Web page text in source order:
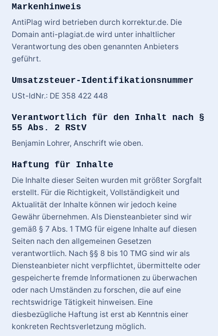
Markenhinweis
AntiPlag wird betrieben durch korrektur.de. Die
Domain anti-plagiat.de wird unter inhaltlicher
Verantwortung des oben genannten Anbieters
geführt.
Umsatzsteuer-Identifikationsnummer
USt-IdNr.: DE 358 422 448
Verantwortlich für den Inhalt nach §
55 Abs. 2 RStV
Benjamin Lohrer, Anschrift wie oben.
Haftung für Inhalte
Die Inhalte dieser Seiten wurden mit größter Sorgfalt
erstellt. Für die Richtigkeit, Vollständigkeit und
Aktualität der Inhalte können wir jedoch keine
Gewähr übernehmen. Als Diensteanbieter sind wir
gemäß § 7 Abs. 1 TMG für eigene Inhalte auf diesen
Seiten nach den allgemeinen Gesetzen
verantwortlich. Nach §§ 8 bis 10 TMG sind wir als
Diensteanbieter nicht verpflichtet, übermittelte oder
gespeicherte fremde Informationen zu überwachen
oder nach Umständen zu forschen, die auf eine
rechtswidrige Tätigkeit hinweisen. Eine
diesbezügliche Haftung ist erst ab Kenntnis einer
konkreten Rechtsverletzung möglich.